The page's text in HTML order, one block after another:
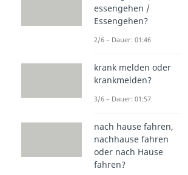
essengehen /
Essengehen?
2/6 – Dauer: 01:46
krank melden oder
krankmelden?
3/6 – Dauer: 01:57
nach hause fahren,
nachhause fahren
oder nach Hause
fahren?